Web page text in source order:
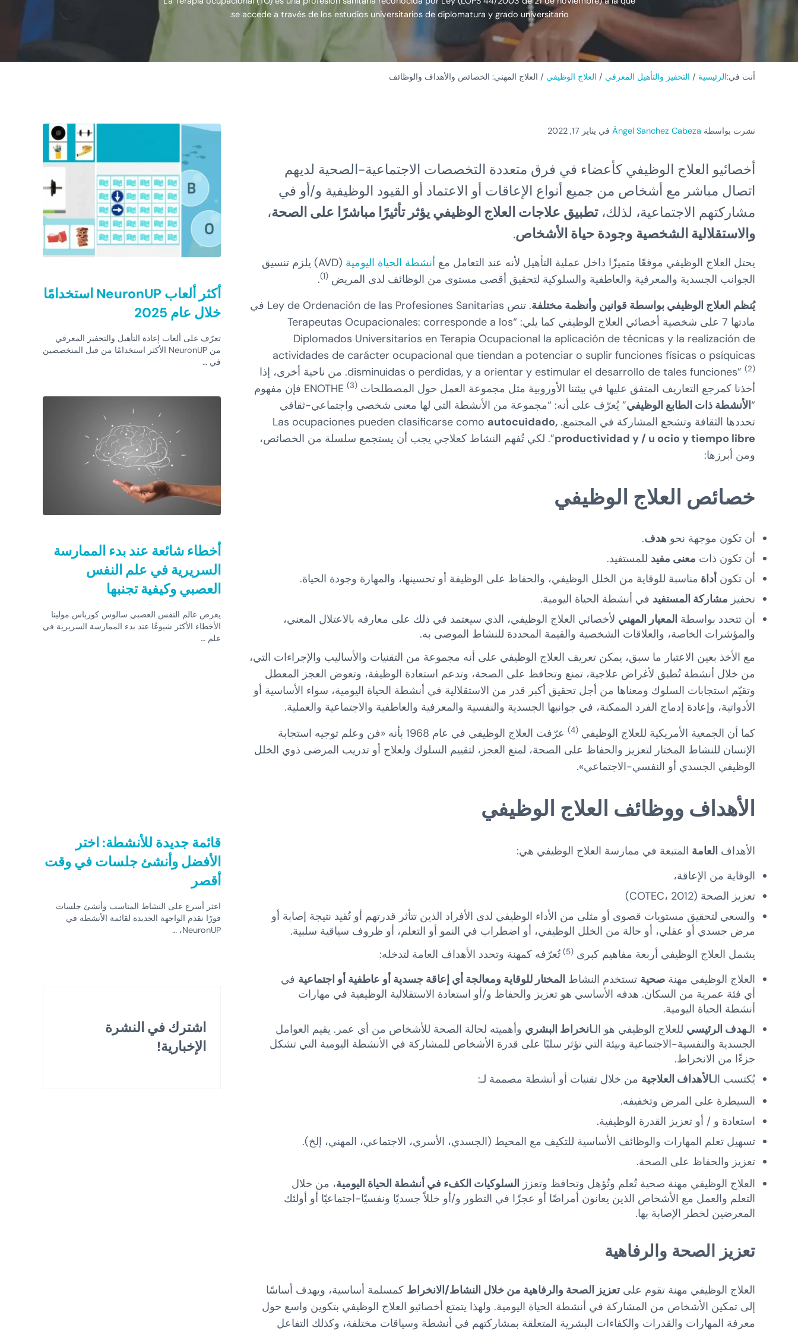
se accede a través de los estudios universitarios de diplomatura y grado universitario.
أنت في:الرئيسية / التحفيز والتأهيل المعرفي / العلاج الوظيفي / العلاج المهني: الخصائص والأهداف والوظائف
نشرت بواسطة Ángel Sanchez Cabeza في يناير 17, 2022
أخصائيو العلاج الوظيفي كأعضاء في فرق متعددة التخصصات الاجتماعية-الصحية لديهم
اتصال مباشر مع أشخاص من جميع أنواع الإعاقات أو الاعتماد أو القيود الوظيفية و/أو في
مشاركتهم الاجتماعية، لذلك،تطبيق علاجات العلاج الوظيفي يؤثر تأثيرًا مباشرًا على الصحة،
والاستقلالية الشخصية وجودة حياة الأشخاص.
يحتل العلاج الوظيفي موقعًا متميزًا داخل عملية التأهيل لأنه عند التعامل مع أنشطة الحياة اليومية
(AVD) يلزم تنسيق
الجوانب الجسدية والمعرفية والعاطفية والسلوكية لتحقيق أقصى مستوى من الوظائف لدى المريض (1)
.
يُنظم العلاج الوظيفي بواسطة قوانين وأنظمة مختلفة
. تنص Ley de Ordenación de las Profesiones Sanitarias في
مادتها 7 على شخصية أخصائي العلاج الوظيفي كما يلي: “Terapeutas Ocupacionales: corresponde a los
Diplomados Universitarios en Terapia Ocupacional la aplicación de técnicas y la realización de
actividades de carácter ocupacional que tiendan a potenciar o suplir funciones físicas o psíquicas
disminuidas o perdidas, y a orientar y estimular el desarrollo de tales funciones” (2)
. من ناحية أخرى، إذا
أخذنا كمرجع التعاريف المتفق عليها في بيئتنا الأوروبية مثل مجموعة العمل حول المصطلحات ENOTHE (3)
فإن مفهوم
“الأنشطة ذات الطابع الوظيفي” يُعرّف على أنه: “مجموعة من الأنشطة التي لها معنى شخصي واجتماعي-ثقافي
تحددها الثقافة وتشجع المشاركة في المجتمع. Las ocupaciones pueden clasificarse como autocuidado,
productividad y / u ocio y tiempo libre”. لكي تُفهم النشاط كعلاجي يجب أن يستجمع سلسلة من الخصائص،
ومن أبرزها:
خصائص العلاج الوظيفي
أن تكون موجهة نحو هدف.
أن تكون ذات معنى مفيد للمستفيد.
أن تكون أداة مناسبة للوقاية من الخلل الوظيفي، والحفاظ على الوظيفة أو تحسينها، والمهارة وجودة الحياة.
تحفيز مشاركة المستفيد في أنشطة الحياة اليومية.
أن تتحدد بواسطة المعيار المهني لأخصائي العلاج الوظيفي، الذي سيعتمد في ذلك على معارفه بالاعتلال المعني،
والمؤشرات الخاصة، والعلاقات الشخصية والقيمة المحددة للنشاط الموصى به.
مع الأخذ بعين الاعتبار ما سبق، يمكن تعريف العلاج الوظيفي على أنه مجموعة من التقنيات والأساليب والإجراءات التي،
من خلال أنشطة تُطبق لأغراض علاجية، تمنع وتحافظ على الصحة، وتدعم استعادة الوظيفة، وتعوض العجز المعطل
وتقيّم استجابات السلوك ومعناها من أجل تحقيق أكبر قدر من الاستقلالية في أنشطة الحياة اليومية، سواء الأساسية أو
الأدواتية، وإعادة إدماج الفرد الممكنة، في جوانبها الجسدية والنفسية والمعرفية والعاطفية والاجتماعية والعملية.
كما أن الجمعية الأمريكية للعلاج الوظيفي (4)
عرّفت العلاج الوظيفي في عام 1968 بأنه «فن وعلم توجيه استجابة
الإنسان للنشاط المختار لتعزيز والحفاظ على الصحة، لمنع العجز، لتقييم السلوك ولعلاج أو تدريب المرضى ذوي الخلل
الوظيفي الجسدي أو النفسي-الاجتماعي».
الأهداف ووظائف العلاج الوظيفي
الأهداف العامة المتبعة في ممارسة العلاج الوظيفي هي:
الوقاية من الإعاقة،
تعزيز الصحة (COTEC، 2012)
والسعي لتحقيق مستويات قصوى أو مثلى من الأداء الوظيفي لدى الأفراد الذين تتأثر قدرتهم أو تُقيد نتيجة إصابة أو
مرض جسدي أو عقلي، أو حالة من الخلل الوظيفي، أو اضطراب في النمو أو التعلم، أو ظروف سياقية سلبية.
يشمل العلاج الوظيفي أربعة مفاهيم كبرى (5)
تُعرّفه كمهنة وتحدد الأهداف العامة لتدخله:
العلاج الوظيفي مهنة صحية تستخدم النشاط المختار للوقاية ومعالجة أي إعاقة جسدية أو عاطفية أو اجتماعية في
أي فئة عمرية من السكان. هدفه الأساسي هو تعزيز والحفاظ و/أو استعادة الاستقلالية الوظيفية في مهارات
أنشطة الحياة اليومية.
الـهدف الرئيسي للعلاج الوظيفي هو الـانخراط البشري وأهميته لحالة الصحة للأشخاص من أي عمر. يقيم العوامل
الجسدية والنفسية-الاجتماعية وبيئة التي تؤثر سلبًا على قدرة الأشخاص للمشاركة في الأنشطة اليومية التي تشكل
جزءًا من الانخراط.
يُكتسب الـالأهداف العلاجية من خلال تقنيات أو أنشطة مصممة لـ:
السيطرة على المرض وتخفيفه.
استعادة و / أو تعزيز القدرة الوظيفية.
تسهيل تعلم المهارات والوظائف الأساسية للتكيف مع المحيط (الجسدي، الأسري، الاجتماعي، المهني، إلخ).
تعزيز والحفاظ على الصحة.
العلاج الوظيفي مهنة صحية تُعلم وتُؤهل وتحافظ وتعزز السلوكيات الكفء في أنشطة الحياة اليومية، من خلال
التعلم والعمل مع الأشخاص الذين يعانون أمراضًا أو عجزًا في التطور و/أو خللاً جسديًا ونفسيًا-اجتماعيًا أو أولئك
المعرضين لخطر الإصابة بها.
تعزيز الصحة والرفاهية
العلاج الوظيفي مهنة تقوم علىتعزيز الصحة والرفاهية من خلال النشاط/الانخراط كمسلمة أساسية، ويهدف أساسًا
إلى تمكين الأشخاص من المشاركة في أنشطة الحياة اليومية. ولهذا يتمتع أخصائيو العلاج الوظيفي بتكوين واسع حول
معرفة المهارات والقدرات والكفاءات البشرية المتعلقة بمشاركتهم في أنشطة وسياقات مختلفة، وكذلك التفاعل
Sidebar
أكثر ألعاب NeuronUP استخدامًا
خلال عام 2025
تعرّف على ألعاب إعادة التأهيل والتحفيز المعرفي
من NeuronUP الأكثر استخدامًا من قبل المتخصصين
في …
أخطاء شائعة عند بدء الممارسة
السريرية في علم النفس
العصبي وكيفية تجنبها
يعرض عالم النفس العصبي سالوس كورباس مولينا
الأخطاء الأكثر شيوعًا عند بدء الممارسة السريرية في
علم …
قائمة جديدة للأنشطة: اختر
الأفضل وأنشئ جلسات في وقت
أقصر
اعثر أسرع على النشاط المناسب وأنشئ جلسات
فورًا نقدم الواجهة الجديدة لقائمة الأنشطة في
NeuronUP، …
اشترك في النشرة
الإخبارية!